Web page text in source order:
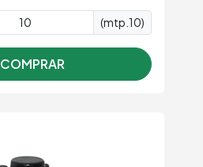
(mtp.10)
COMPRAR